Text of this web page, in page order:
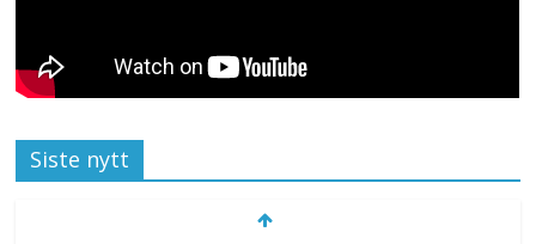
Siste nytt